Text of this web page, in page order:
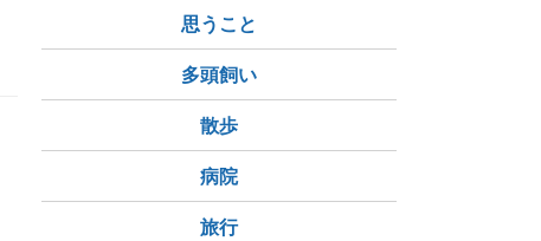
思うこと
多頭飼い
散歩
病院
旅行